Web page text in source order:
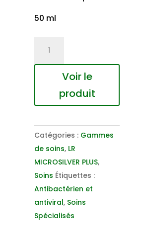
50 ml
MICROSILVER
roll-
on
Voir le
produit
Catégories : Gammes
de soins, LR
MICROSILVER PLUS,
Soins Étiquettes :
Antibactérien et
antiviral, Soins
Spécialisés